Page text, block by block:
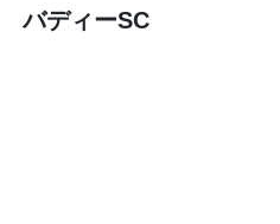
バディーSC